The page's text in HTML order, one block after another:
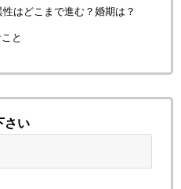
はどこまで進む？婚期は？
と
さい